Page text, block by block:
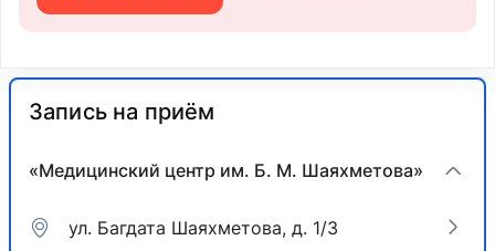
Запись на приём
«Медицинский центр им. Б. М. Шаяхметова»
ул. Багдата Шаяхметова, д. 1/3